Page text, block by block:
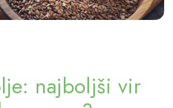
najboljši vir